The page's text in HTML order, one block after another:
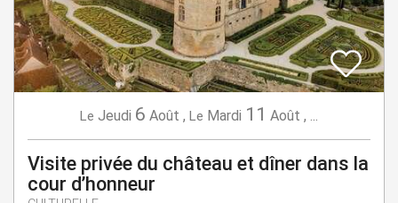
Le Jeudi 6 Août , Le Mardi 11 Août , ...
Visite privée du château et dîner dans la
cour d’honneur